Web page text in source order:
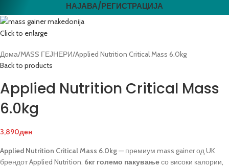
НАЈАВА/РЕГИСТРАЦИЈА
Click to enlarge
Дома MASS ГЕЈНЕРИ Applied Nutrition Critical Mass 6.0kg
Back to products
Applied Nutrition Critical Mass
6.0kg
3,890ден
Applied Nutrition Critical Mass 6.0kg— премиум mass gainer од UK
брендот Applied Nutrition. 6кг големо пакувањесо високи калории,